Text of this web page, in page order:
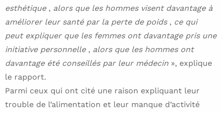
esthétique , alors que les hommes visent davantage à
améliorer leur santé par la perte de poids , ce qui
peut expliquer que les femmes ont davantage pris une
initiative personnelle , alors que les hommes ont
davantage été conseillés par leur médecin », explique
le rapport.
Parmi ceux qui ont cité une raison expliquant leur
trouble de l’alimentation et leur manque d’activité